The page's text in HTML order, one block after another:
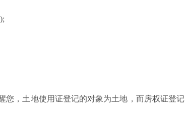
您，土地使用证登记的对象为土地，而房权证登记